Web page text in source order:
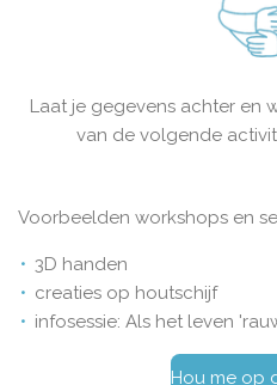
Laat je gegevens achter en
van de volgende
Voorbeelden workshops en
3D handen
creaties op houtschijf
infosessie: Als het leven
Hou me op